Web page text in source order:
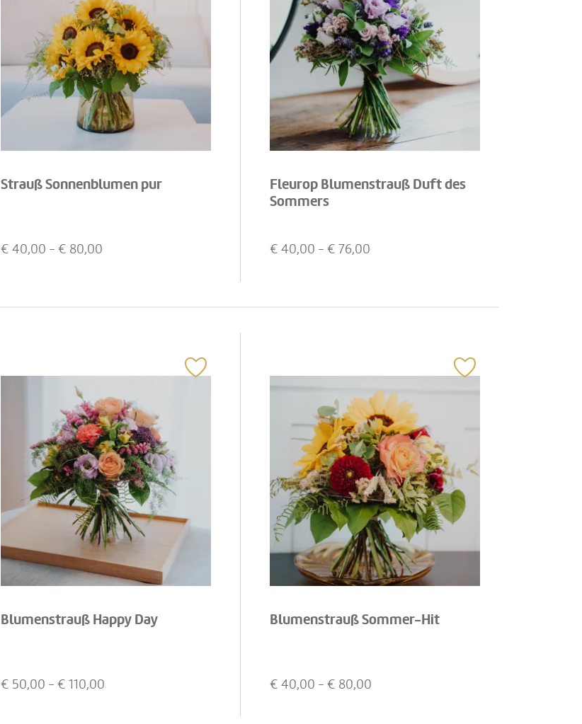
Strauß Sonnenblumen pur
€ 40,00 - € 80,00
Fleurop Blumenstrauß Duft des
Sommers
€ 40,00 - € 76,00
Blumenstrauß Happy Day
€ 50,00 - € 110,00
Blumenstrauß Sommer-Hit
€ 40,00 - € 80,00